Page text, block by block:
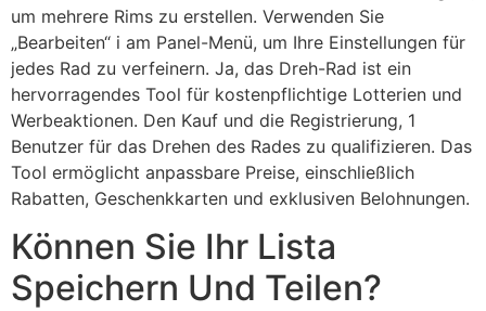
um mehrere Rims zu erstellen. Verwenden Sie
„Bearbeiten“ i am Panel-Menü, um Ihre Einstellungen für
jedes Rad zu verfeinern. Ja, das Dreh-Rad ist ein
hervorragendes Tool für kostenpflichtige Lotterien und
Werbeaktionen. Den Kauf und die Registrierung, 1
Benutzer für das Drehen des Rades zu qualifizieren. Das
Tool ermöglicht anpassbare Preise, einschließlich
Rabatten, Geschenkkarten und exklusiven Belohnungen.
Können Sie Ihr Lista
Speichern Und Teilen?